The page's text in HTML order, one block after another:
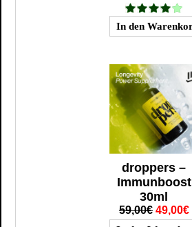
droppers –
Immunboost
30ml
59,00€ 49,00€